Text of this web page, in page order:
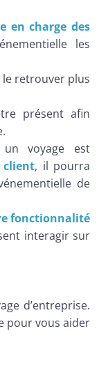
en charge des
les
retrouver plus
présent afin
un voyage est
client, il pourra
de
fonctionnalité
interagir sur
d’entreprise.
pour vous aider